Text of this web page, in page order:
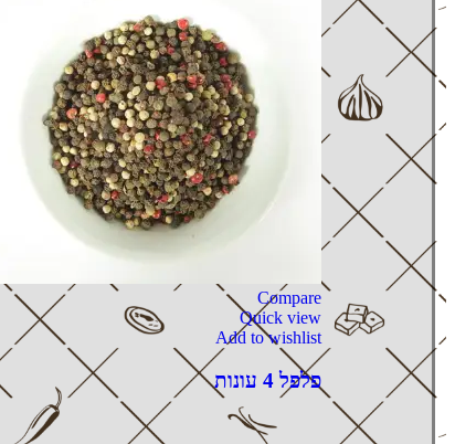
Compare
Quick view
Add to wishlist
פלפל 4 עונות